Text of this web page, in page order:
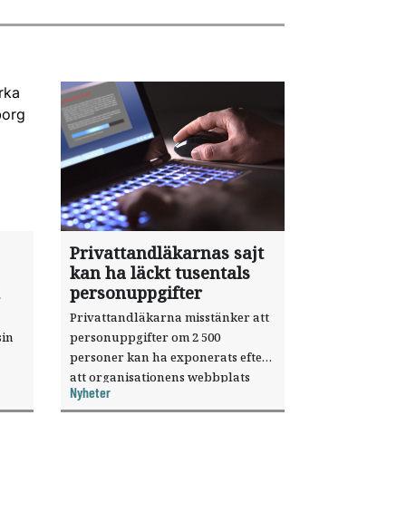
Privattandläkarnas sajt
kan ha läckt tusentals
personuppgifter
Privattandläkarna misstänker att
personuppgifter om 2 500
personer kan ha exponerats efter
att organisationens webbplats
utnyttjats genom en sårbarhet i ett
publiceringsverktyg.
Nyheter